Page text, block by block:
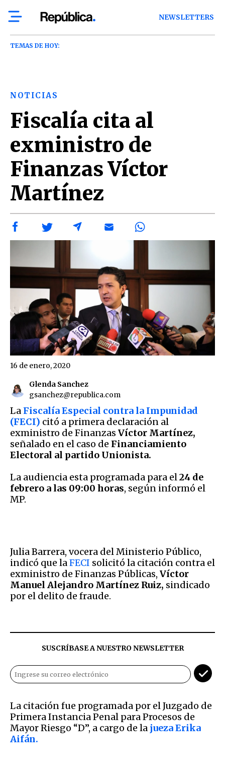
NEWSLETTERS
TEMAS DE HOY:
NOTICIAS
Fiscalía cita al
exministro de
Finanzas Víctor
Martínez
Glenda Sanchez
gsanchez@republica.com
16 de enero, 2020
La Fiscalía Especial contra la Impunidad
(FECI) citó a primera declaración al
exministro de Finanzas Víctor Martínez,
señalado en el caso de Financiamiento
Electoral al partido Unionista.
La audiencia esta programada para el24 de
febrero a las 09:00 horas, según informó el
MP.
Julia Barrera, vocera del Ministerio Público,
indicó que laFECI solicitó la citación contra el
exministro de Finanzas Públicas, Víctor
Manuel Alejandro Martínez Ruiz, sindicado
por el delito de fraude.
SUSCRÍBASE A NUESTRO NEWSLETTER
La citación fue programada por el Juzgado de
Primera Instancia Penal para Procesos de
Mayor Riesgo “D”, a cargo de la jueza Erika
Aifán.